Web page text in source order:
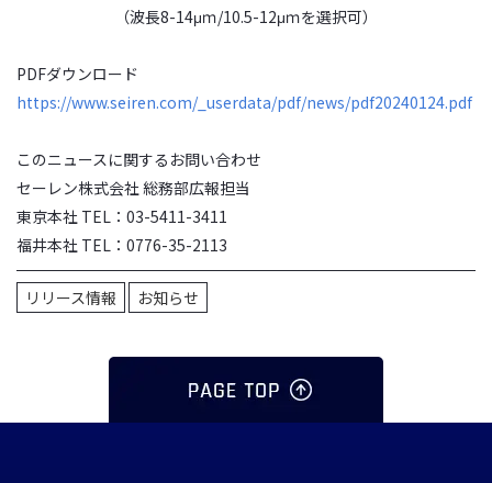
（波長8-14μｍ/10.5-12μｍを選択可）
PDFダウンロード
https://www.seiren.com/_userdata/pdf/news/pdf20240124.pdf
このニュースに関するお問い合わせ
セーレン株式会社 総務部広報担当
東京本社 TEL：03-5411-3411
福井本社 TEL：0776-35-2113
リリース情報 お知らせ